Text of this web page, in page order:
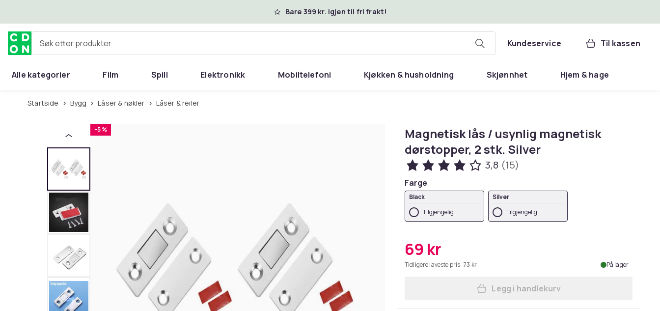
Bare 399 kr. igjen til fri frakt!
Søk etter produkter Kundeservice Til kassen
Alle kategorier Film Spill Elektronikk Mobiltelefoni Kjøkken & husholdning Skjønnhet Hjem & hage
Startside Bygg Låser & nøkler Låser & reiler
-5 %
Magnetisk lås / usynlig magnetisk
dørstopper, 2 stk. Silver
3,8 (15)
Farge
Black
Tilgjengelig
Silver
Tilgjengelig
69 kr
Tidligere laveste pris: 73 kr På lager
Legg Magnetisk lås / usynlig
Legg i handlekurv